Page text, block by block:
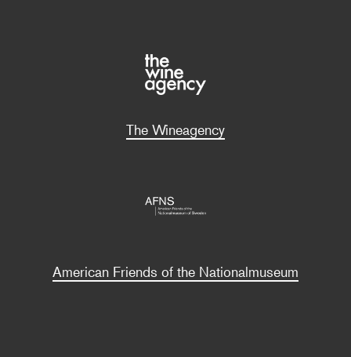
The Wineagency
American Friends of the Nationalmuseum